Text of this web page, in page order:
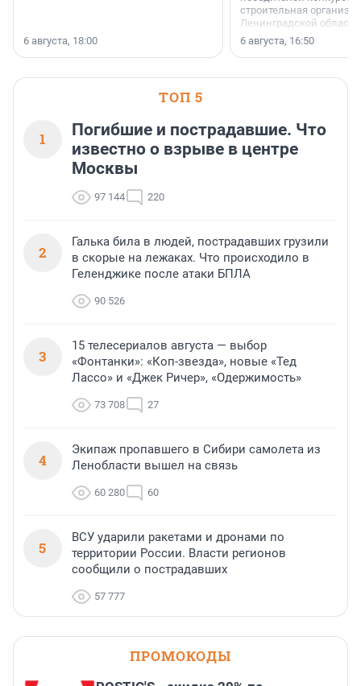
6 августа, 18:00
строительная
Ленинградской области
номинации «Самый
застройщик
области».
6 августа, 16:50
ТОП 5
1
Погибшие и пострадавшие. Что
известно о взрыве в центре
Москвы
97 144 220
2
Галька била в людей, пострадавших грузили
в скорые на лежаках. Что происходило в
Геленджике после атаки БПЛА
90 526
3
15 телесериалов августа — выбор
«Фонтанки»: «Коп-звезда», новые «Тед
Лассо» и «Джек Ричер», «Одержимость»
73 708 27
4
Экипаж пропавшего в Сибири самолета из
Ленобласти вышел на связь
60 280 60
5
ВСУ ударили ракетами и дронами по
территории России. Власти регионов
сообщили о пострадавших
57 777
ПРОМОКОДЫ